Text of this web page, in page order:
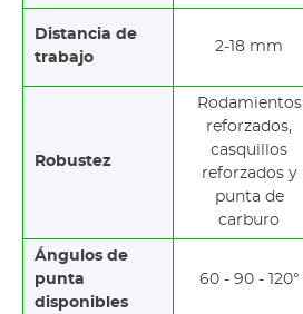
Distancia de
trabajo
2-18 mm
Robustez
Rodamientos
reforzados,
casquillos
reforzados y
punta de
carburo
Ángulos de
punta
disponibles
60 - 90 - 120°